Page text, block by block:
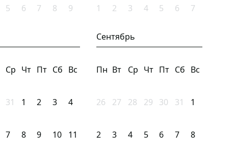
5 6 7 8 9 1 2 3 4 5 6 7
Ср Чт Пт Сб Вс
31 1 2 3 4
7 8 9 10 11
Сентябрь
Пн Вт Ср Чт Пт Сб Вс
26 27 28 29 30 31 1
2 3 4 5 6 7 8